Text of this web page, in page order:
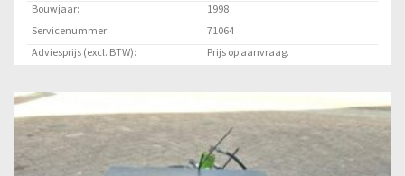
Bouwjaar:
1998
Servicenummer:
71064
Adviesprijs (excl. BTW):
Prijs op aanvraag.
Lees meer